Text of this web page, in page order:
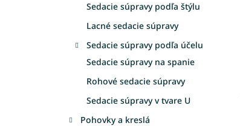
Sedacie súpravy podľa štýlu
Lacné sedacie súpravy
Sedacie súpravy podľa účelu
Sedacie súpravy na spanie
Rohové sedacie súpravy
Sedacie súpravy v tvare U
Pohovky a kreslá